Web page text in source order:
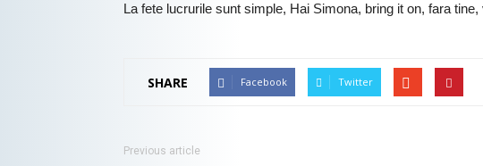
La fete lucrurile sunt simple, Hai Simona, bring it on, fara
SHARE Facebook Twitter
Previous article